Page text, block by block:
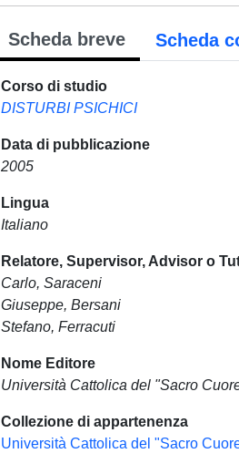
Scheda breve Scheda
Corso di studio
DISTURBI PSICHICI
Data di pubblicazione
2005
Lingua
Italiano
Relatore, Supervisor, Advisor o
Carlo, Saraceni
Giuseppe, Bersani
Stefano, Ferracuti
Nome Editore
Università Cattolica del "Sacro
Collezione di appartenenza
Università Cattolica del "Sacro